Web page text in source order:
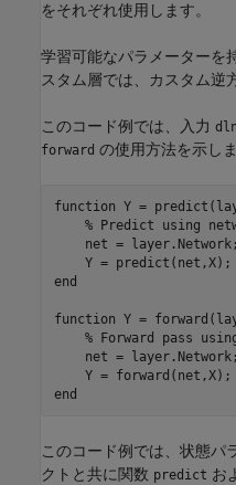
をそれぞれ使用します。
学習可能なパラメーターを
スタム層では、カスタム逆
このコード例では、入力
forward の使用方法を示しま
function Y =
% Predict using
    net = layer.Network;
end
function Y =
% Forward pass
    net = layer.Network;
end
このコード例では、状態パ
クトと共に関数 predict お